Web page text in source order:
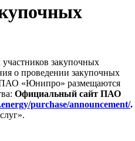
закупочных
о проведении закупочных
«Юнипро» размещаются
Официальный сайт ПАО
purchase/announcement/.